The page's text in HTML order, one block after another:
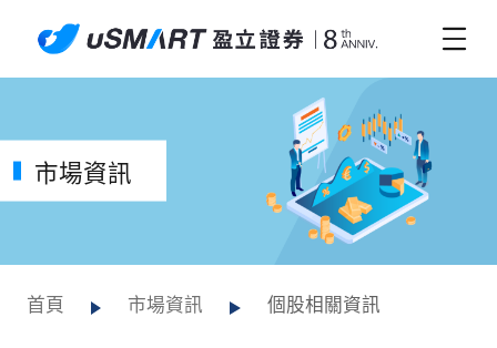
市場資訊
首頁 市場資訊 個股相關資訊